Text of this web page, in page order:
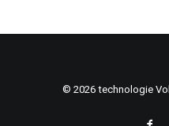
© 2026 technologie